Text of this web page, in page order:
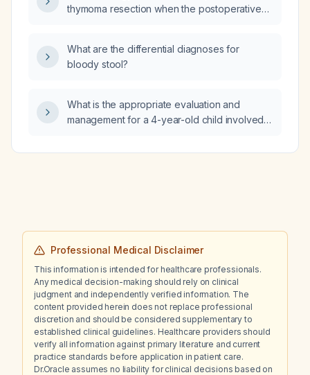
thymoma resection when the postoperative
What are the differential diagnoses for
bloody stool?
What is the appropriate evaluation and
management for a 4-year-old child involved
Professional Medical Disclaimer
This information is intended for healthcare professionals.
Any medical decision-making should rely on clinical
judgment and independently verified information. The
content provided herein does not replace professional
discretion and should be considered supplementary to
established clinical guidelines. Healthcare providers should
verify all information against primary literature and current
practice standards before application in patient care.
Dr.Oracle assumes no liability for clinical decisions based on